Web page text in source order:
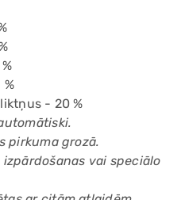
- 20 %
pirkuma grozā.
vai speciālo